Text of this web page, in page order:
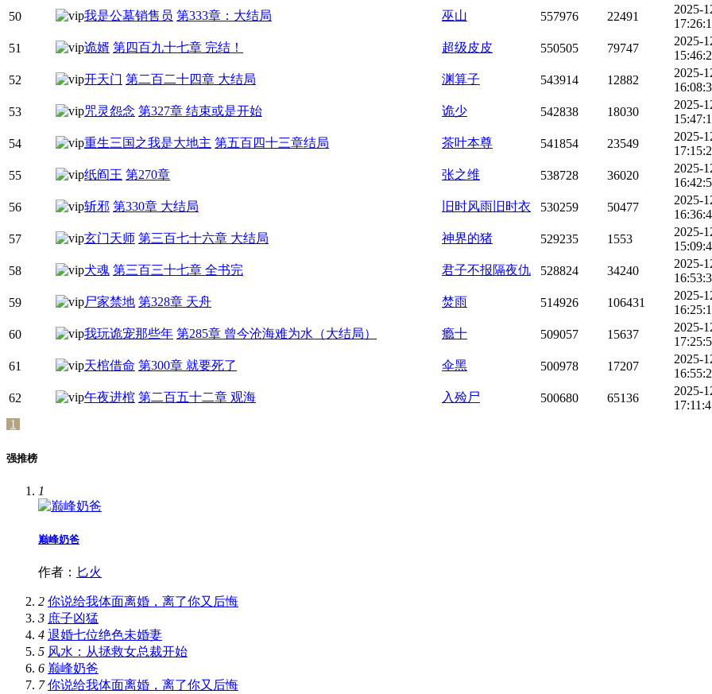
50
我是公墓销售员 第333章：大结局 巫山 557976 22491
2025-
51
诡婿 第四百九十七章 完结！ 超级皮皮 550505 79747
2025-
52
开天门 第二百二十四章 大结局 渊算子 543914 12882
2025-
53
咒灵怨念 第327章 结束或是开始 诡少 542838 18030
2025-
54
重生三国之我是大地主 第五百四十三章结局 茶叶本尊 541854 23549
2025-
55
纸阎王 第270章 张之维 538728 36020
2025-
56
斩邪 第330章 大结局 旧时风雨旧时衣 530259 50477
2025-
57
玄门天师 第三百七十六章 大结局 神界的猪 529235 1553
2025-
58
犬魂 第三百三十七章 全书完 君子不报隔夜仇 528824 34240
2025-
59
尸家禁地 第328章 天舟 焚雨 514926 106431
2025-
60
我玩诡宠那些年 第285章 曾今沧海难为水（大结局） 瘾十 509057 15637
2025-
61
天棺借命 第300章 就要死了 伞黑 500978 17207
2025-
62
午夜进棺 第二百五十二章 观海 入殓尸 500680 65136
2025-
1
强推榜
1
巅峰奶爸
作者： 匕火
2 你说给我体面离婚，离了你又后悔
3 庶子凶猛
4 退婚七位绝色未婚妻
5 风水：从拯救女总裁开始
6 巅峰奶爸
7 你说给我体面离婚，离了你又后悔